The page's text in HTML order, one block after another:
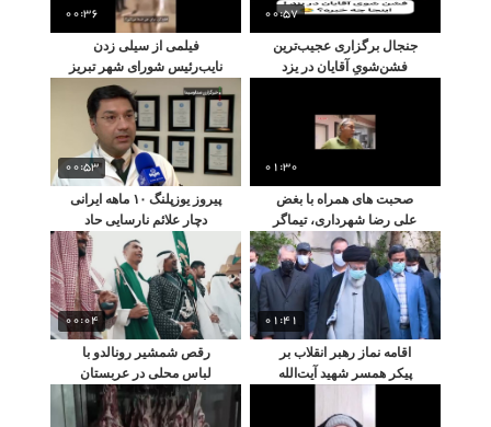
00:57
جنجال برگزاری عجیب‌ترین
فشن‌شویِ آقایان در یزد
00:36
فیلمی از سیلی زدن
نایب‌رئیس شورای شهر تبریز
به یک خبرنگار
01:30
صحبت های همراه با بغض
علی رضا شهرداری، تیماگر
پیروز
00:53
پیروز یوزپلنگ ۱۰ ماهه ایرانی
دچار علائم نارسایی حاد
کلیوی شد
01:41
اقامه نماز رهبر انقلاب بر
پیکر همسر شهید آیت‌الله
00:04
رقص شمشیر رونالدو با
لباس محلی در عربستان